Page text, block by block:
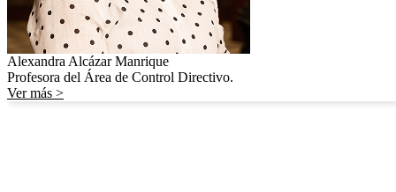
Alexandra Alcázar Manrique
Profesora del Área de Control Directivo.
Ver más >